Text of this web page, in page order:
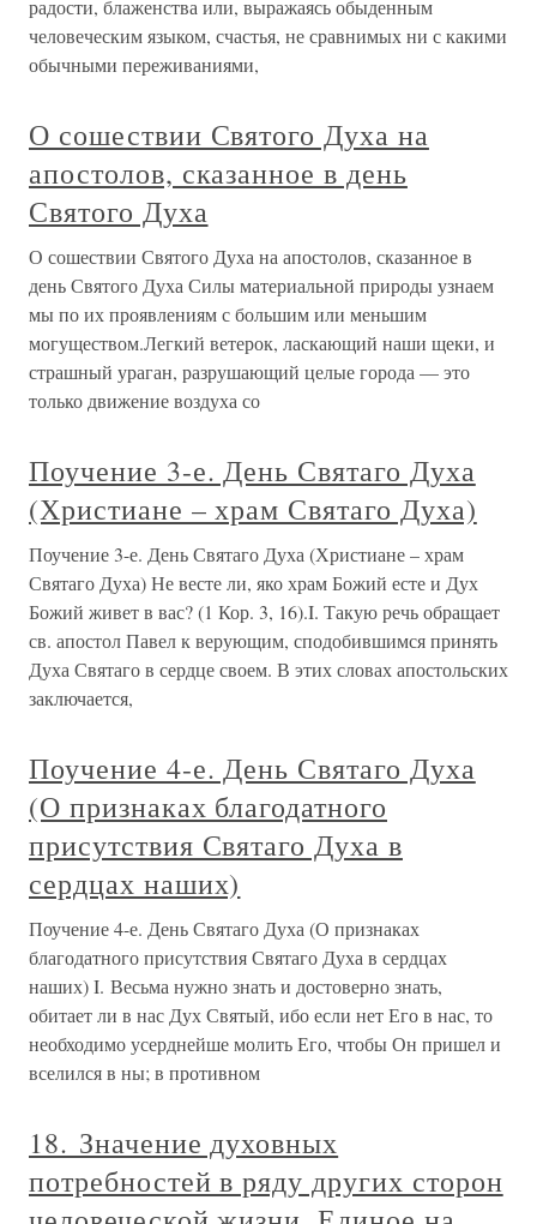
радости, блаженства или, выражаясь обыденным
человеческим языком, счастья, не сравнимых ни с какими
обычными переживаниями,
О сошествии Святого Духа на
апостолов, сказанное в день
Святого Духа
О сошествии Святого Духа на апостолов, сказанное в
день Святого Духа Силы материальной природы узнаем
мы по их проявлениям с большим или меньшим
могуществом.Легкий ветерок, ласкающий наши щеки, и
страшный ураган, разрушающий целые города — это
только движение воздуха со
Поучение 3-е. День Святаго Духа
(Христиане – храм Святаго Духа)
Поучение 3-е. День Святаго Духа (Христиане – храм
Святаго Духа) Не весте ли, яко храм Божий есте и Дух
Божий живет в вас? (1 Кор. 3, 16).I. Такую речь обращает
св. апостол Павел к верующим, сподобившимся принять
Духа Святаго в сердце своем. В этих словах апостольских
заключается,
Поучение 4-е. День Святаго Духа
(О признаках благодатного
присутствия Святаго Духа в
сердцах наших)
Поучение 4-е. День Святаго Духа (О признаках
благодатного присутствия Святаго Духа в сердцах
наших) I. Весьма нужно знать и достоверно знать,
обитает ли в нас Дух Святый, ибо если нет Его в нас, то
необходимо усерднейше молить Его, чтобы Он пришел и
вселился в ны; в противном
18. Значение духовных
потребностей в ряду других сторон